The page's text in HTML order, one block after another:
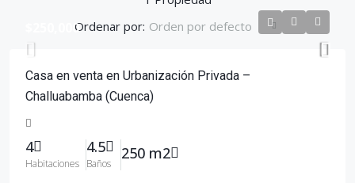
Ordenar por: Orden por defecto
$250,000
Casa en venta en Urbanización Privada –
Challuabamba (Cuenca)
4
Habitaciones
4.5
Baños
250 m2